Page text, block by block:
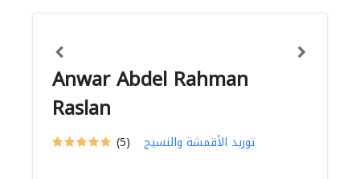
Anwar Abdel Rahman
Raslan
(5) توريد الأقمشة والنسيج